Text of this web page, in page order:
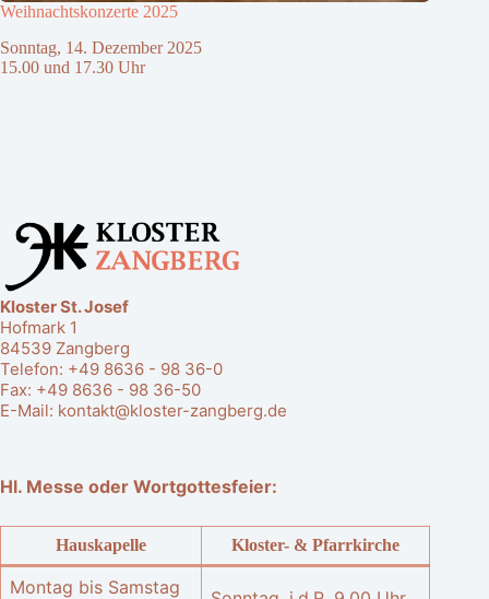
Weihnachtskonzerte 2025
Sonntag, 14. Dezember 2025
15.00 und 17.30 Uhr
Kloster St. Josef
Hofmark 1
84539 Zangberg
Telefon: +49 8636 - 98 36-0
Fax: +49 8636 - 98 36-50
E-Mail: kontakt@kloster-zangberg.de
Hl. Messe oder Wortgottesfeier:
Hauskapelle Kloster- & Pfarrkirche
Montag bis Samstag